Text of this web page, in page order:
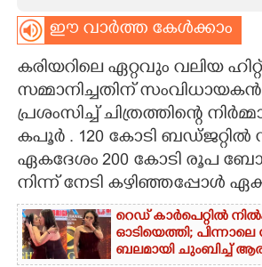
ASTRO
CARTOONS
LITERATURE
ZOOM
CONTACT US
ഈ വാർത്ത കേൾക്കാം
കരിയറിലെ ഏറ്റവും വലിയ
സമ്മാനിച്ചതിന്
പ്രശംസിച്ച് ചിത്രത്തിന്റെ
കപൂർ . 120 കോടി ബഡ്ജറ്റിൽ
ഏകദേശം 200 കോടി രൂപ
നിന്ന് നേടി കഴിഞ്ഞപ്പോൾ
റെഡ് കാർപെറ്റിൽ
ഓടിയെത്തി;
ബലമായി ചുംബിച്ച്